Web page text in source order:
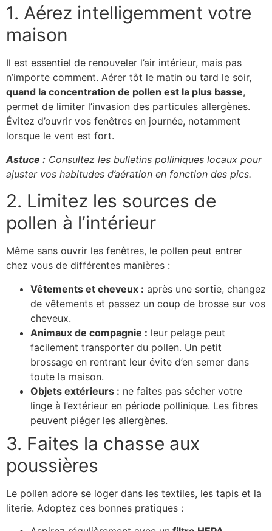
1. Aérez intelligemment votre
maison
Il est essentiel de renouveler l’air intérieur, mais pas
n’importe comment. Aérer tôt le matin ou tard le soir,
quand la concentration de pollen est la plus basse,
permet de limiter l’invasion des particules allergènes.
Évitez d’ouvrir vos fenêtres en journée, notamment
lorsque le vent est fort.
Astuce : Consultez les bulletins polliniques locaux pour
ajuster vos habitudes d’aération en fonction des pics.
2. Limitez les sources de
pollen à l’intérieur
Même sans ouvrir les fenêtres, le pollen peut entrer
chez vous de différentes manières :
Vêtements et cheveux : après une sortie, changez
de vêtements et passez un coup de brosse sur vos
cheveux.
Animaux de compagnie : leur pelage peut
facilement transporter du pollen. Un petit
brossage en rentrant leur évite d’en semer dans
toute la maison.
Objets extérieurs : ne faites pas sécher votre
linge à l’extérieur en période pollinique. Les fibres
peuvent piéger les allergènes.
3. Faites la chasse aux
poussières
Le pollen adore se loger dans les textiles, les tapis et la
literie. Adoptez ces bonnes pratiques :